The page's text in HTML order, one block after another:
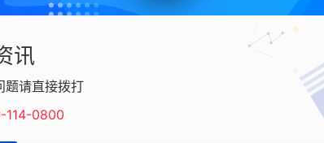
讯
题请直接拨打
114-0800